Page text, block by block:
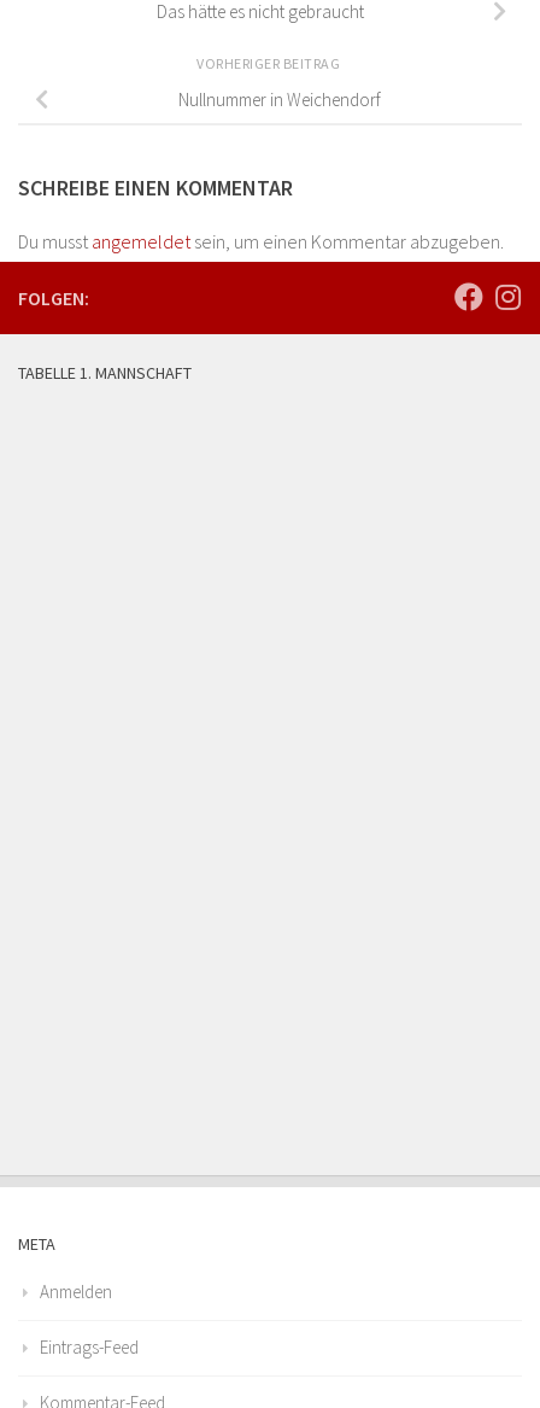
Das hätte es nicht gebraucht
VORHERIGER BEITRAG
Nullnummer in Weichendorf
SCHREIBE EINEN KOMMENTAR
Du musstangemeldetsein, um einen Kommentar abzugeben.
FOLGEN:
TABELLE 1. MANNSCHAFT
META
Anmelden
Eintrags-Feed
Kommentar-Feed